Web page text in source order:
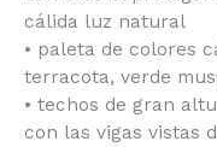
cálida luz natural
• paleta de colores
terracota, verde
• techos de gran
con las vigas vistas